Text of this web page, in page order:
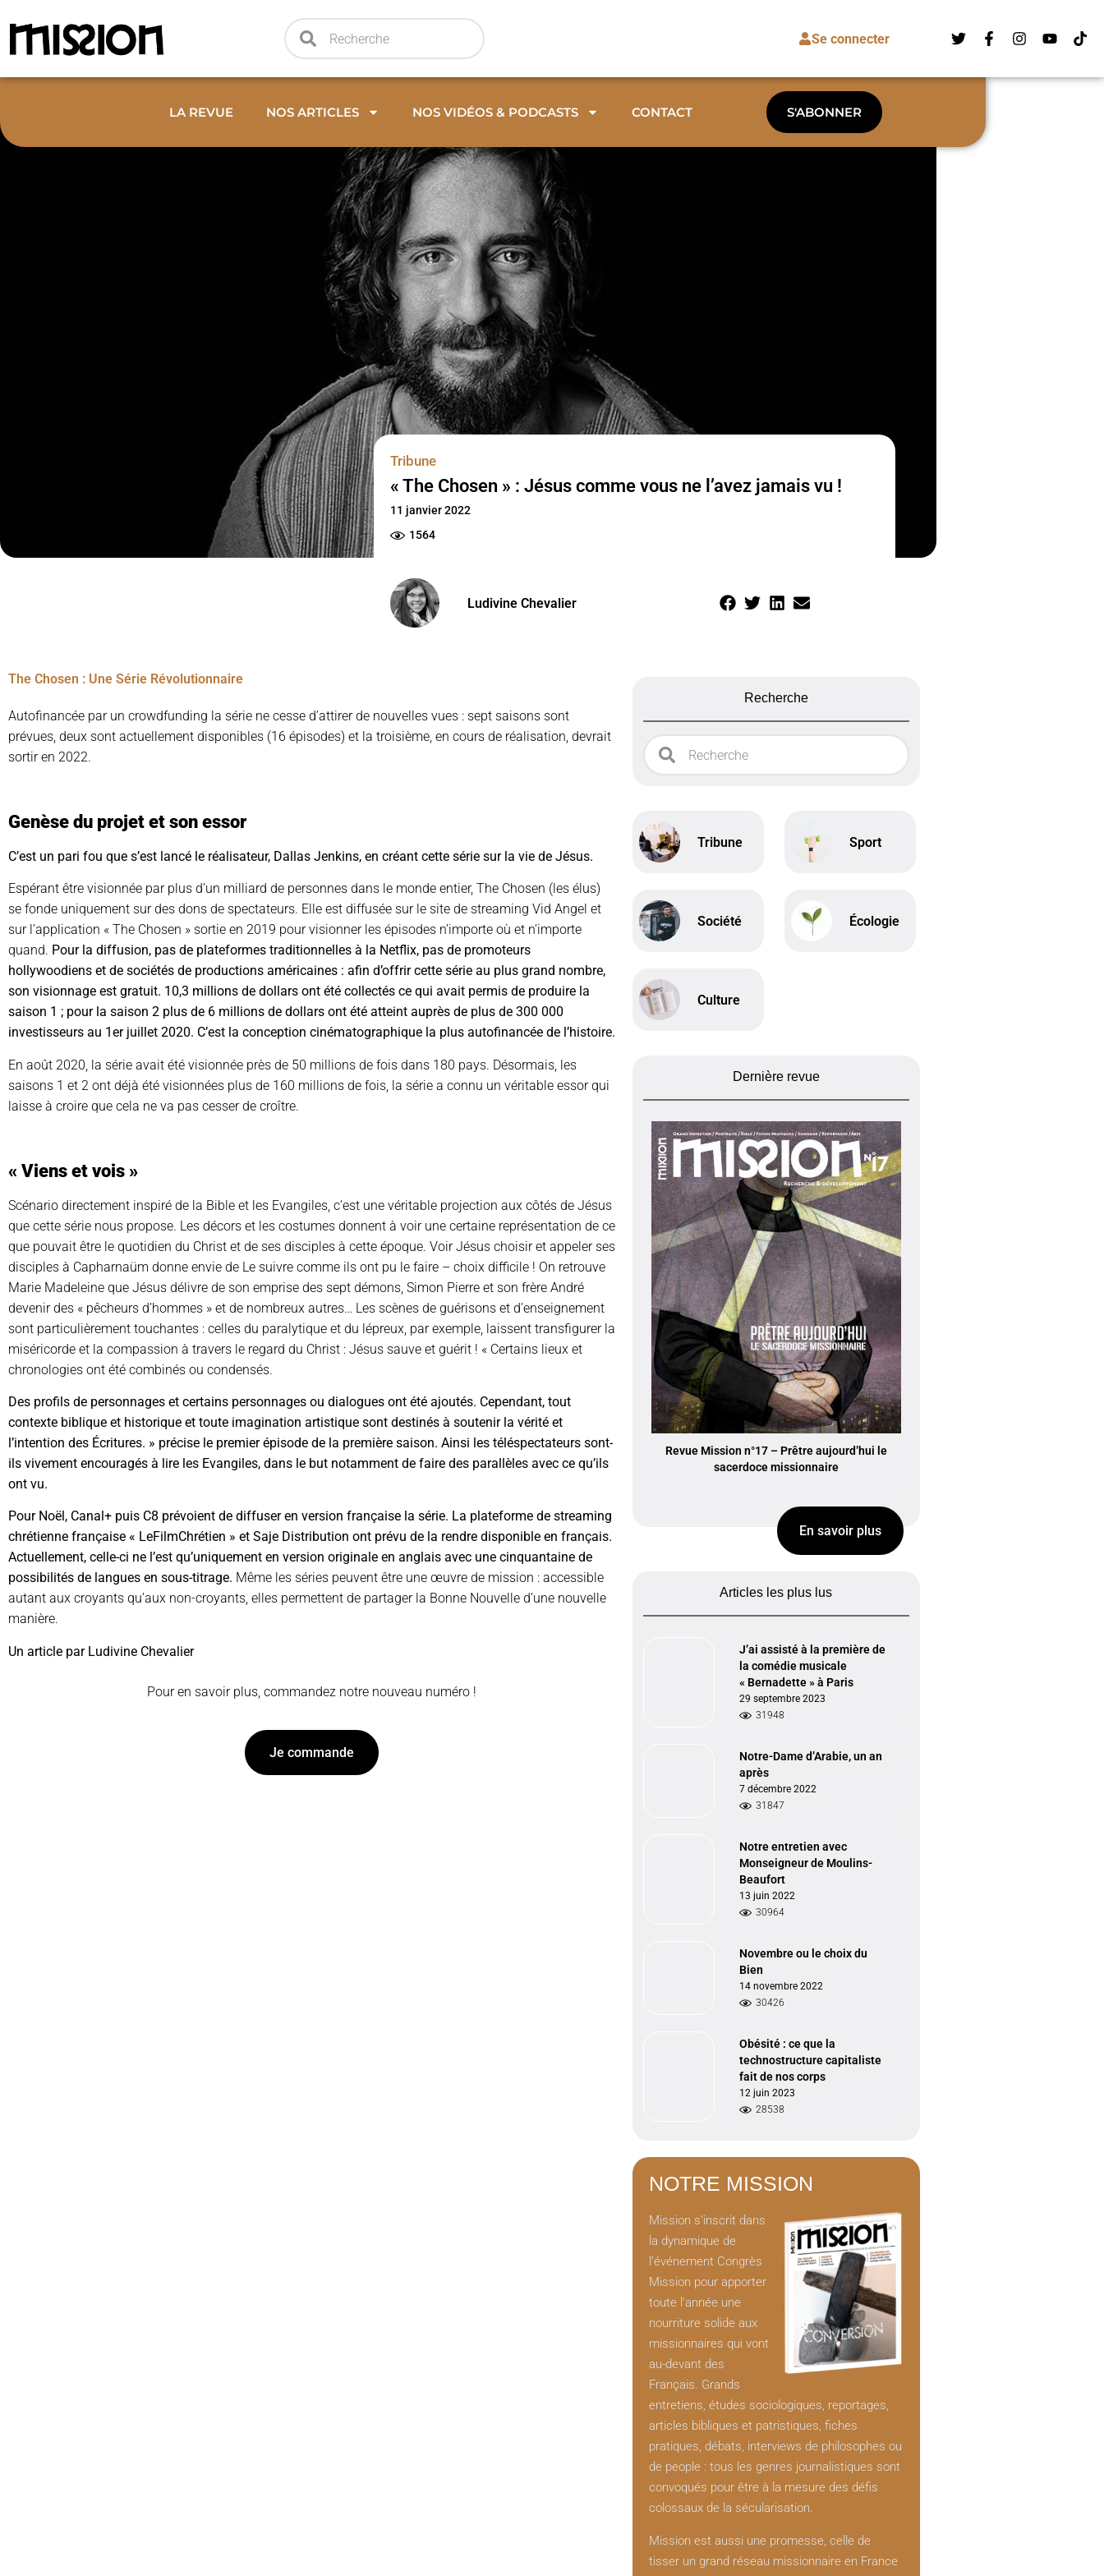
Se connecter
LA REVUE NOS ARTICLES NOS VIDÉOS & PODCASTS CONTACT S'ABONNER
Tribune
« The Chosen » : Jésus comme vous ne l’avez jamais vu !
11 janvier 2022
1564
Ludivine Chevalier
The Chosen : Une Série Révolutionnaire
Autofinancée par un crowdfunding la série ne cesse d’attirer de nouvelles vues : sept saisons sont
prévues, deux sont actuellement disponibles (16 épisodes) et la troisième, en cours de réalisation, devrait
sortir en 2022.
Genèse du projet et son essor
C’est un pari fou que s’est lancé le réalisateur, Dallas Jenkins, en créant cette série sur la vie de Jésus.
Espérant être visionnée par plus d’un milliard de personnes dans le monde entier, The Chosen (les élus)
se fonde uniquement sur des dons de spectateurs. Elle est diffusée sur le site de streaming Vid Angel et
sur l’application « The Chosen » sortie en 2019 pour visionner les épisodes n’importe où et n’importe
quand. Pour la diffusion, pas de plateformes traditionnelles à la Netflix, pas de promoteurs
hollywoodiens et de sociétés de productions américaines : afin d’offrir cette série au plus grand nombre,
son visionnage est gratuit. 10,3 millions de dollars ont été collectés ce qui avait permis de produire la
saison 1 ; pour la saison 2 plus de 6 millions de dollars ont été atteint auprès de plus de 300 000
investisseurs au 1er juillet 2020. C’est la conception cinématographique la plus autofinancée de l’histoire.
En août 2020, la série avait été visionnée près de 50 millions de fois dans 180 pays. Désormais, les
saisons 1 et 2 ont déjà été visionnées plus de 160 millions de fois, la série a connu un véritable essor qui
laisse à croire que cela ne va pas cesser de croître.
« Viens et vois »
Scénario directement inspiré de la Bible et les Evangiles, c’est une véritable projection aux côtés de Jésus
que cette série nous propose. Les décors et les costumes donnent à voir une certaine représentation de ce
que pouvait être le quotidien du Christ et de ses disciples à cette époque. Voir Jésus choisir et appeler ses
disciples à Capharnaüm donne envie de Le suivre comme ils ont pu le faire – choix difficile ! On retrouve
Marie Madeleine que Jésus délivre de son emprise des sept démons, Simon Pierre et son frère André
devenir des « pêcheurs d’hommes » et de nombreux autres… Les scènes de guérisons et d’enseignement
sont particulièrement touchantes : celles du paralytique et du lépreux, par exemple, laissent transfigurer la
miséricorde et la compassion à travers le regard du Christ : Jésus sauve et guérit ! « Certains lieux et
chronologies ont été combinés ou condensés.
Des profils de personnages et certains personnages ou dialogues ont été ajoutés. Cependant, tout
contexte biblique et historique et toute imagination artistique sont destinés à soutenir la vérité et
l’intention des Écritures. » précise le premier épisode de la première saison. Ainsi les téléspectateurs sont-
ils vivement encouragés à lire les Evangiles, dans le but notamment de faire des parallèles avec ce qu’ils
ont vu.
Pour Noël, Canal+ puis C8 prévoient de diffuser en version française la série. La plateforme de streaming
chrétienne française « LeFilmChrétien » et Saje Distribution ont prévu de la rendre disponible en français.
Actuellement, celle-ci ne l’est qu’uniquement en version originale en anglais avec une cinquantaine de
possibilités de langues en sous-titrage. Même les séries peuvent être une œuvre de mission : accessible
autant aux croyants qu’aux non-croyants, elles permettent de partager la Bonne Nouvelle d’une nouvelle
manière.
Un article par Ludivine Chevalier
Pour en savoir plus, commandez notre nouveau numéro !
Je commande
Recherche
Tribune Sport
Société Écologie
Culture
Dernière revue
Revue Mission n°17 – Prêtre aujourd’hui le
sacerdoce missionnaire
En savoir plus
Articles les plus lus
J’ai assisté à la première de
la comédie musicale
« Bernadette » à Paris
29 septembre 2023
31948
Notre-Dame d’Arabie, un an
après
7 décembre 2022
31847
Notre entretien avec
Monseigneur de Moulins-
Beaufort
13 juin 2022
30964
Novembre ou le choix du
Bien
14 novembre 2022
30426
Obésité : ce que la
technostructure capitaliste
fait de nos corps
12 juin 2023
28538
NOTRE MISSION
Mission s’inscrit dans
la dynamique de
l’événement Congrès
Mission pour apporter
toute l’année une
nourriture solide aux
missionnaires qui vont
au-devant des
Français. Grands
entretiens, études sociologiques, reportages,
articles bibliques et patristiques, fiches
pratiques, débats, interviews de philosophes ou
de people : tous les genres journalistiques sont
convoqués pour être à la mesure des défis
colossaux de la sécularisation.
Mission est aussi une promesse, celle de
tisser un grand réseau missionnaire en France